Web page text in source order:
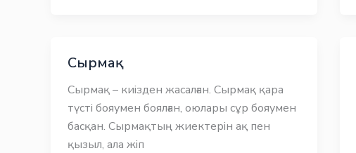
Сырмақ
Сырмақ – киізден жасалған. Сырмақ қара
түсті бояумен боялған, оюлары сұр бояумен
басқан. Сырмақтың жиектерін ақ пен
қызыл, ала жіп